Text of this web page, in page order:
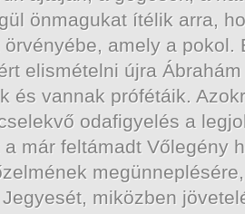
önmagukat ítélik arra,
örvényébe, amely a pokol.
elismételni újra
és vannak prófétáik.
odafigyelés a
már feltámadt Vőlegény
miközben